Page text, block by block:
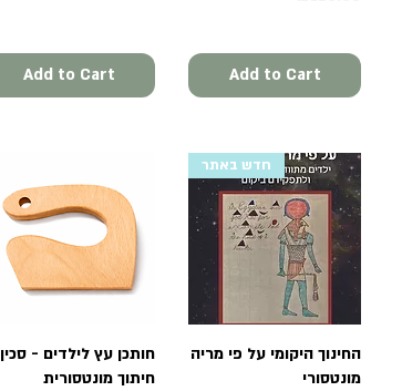
Add to Cart Add to Cart
Quick View
חותכן עץ לילדים - סכין
חיתוך מונטסורית
Quick View
חדש באתר
החינוך היקומי על פי מריה
מונטסורי